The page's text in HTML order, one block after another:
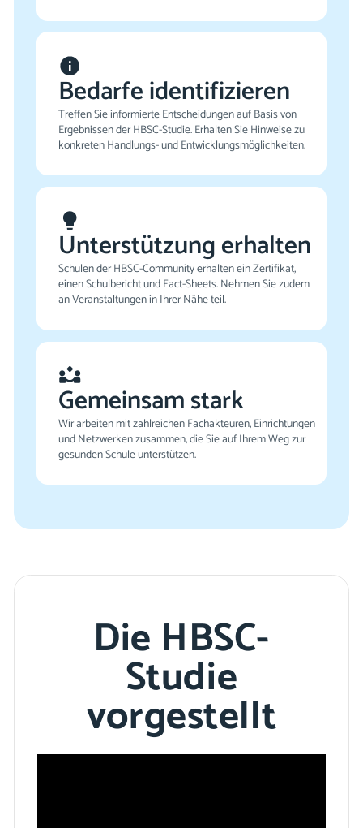
Bedarfe identifizieren
Treffen Sie informierte Entscheidungen auf Basis von
Ergebnissen der HBSC-Studie. Erhalten Sie Hinweise zu
konkreten Handlungs- und Entwicklungsmöglichkeiten.
Unterstützung erhalten
Schulen der HBSC-Community erhalten ein Zertifikat,
einen Schulbericht und Fact-Sheets. Nehmen Sie zudem
an Veranstaltungen in Ihrer Nähe teil.
Gemeinsam stark
Wir arbeiten mit zahlreichen Fachakteuren, Einrichtungen
und Netzwerken zusammen, die Sie auf Ihrem Weg zur
gesunden Schule unterstützen.
Die HBSC-
Studie
vorgestellt